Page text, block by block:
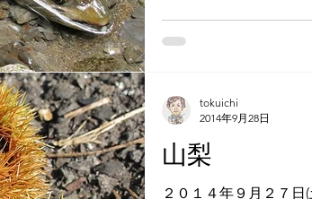
山梨
２０１４年９月２７日(土) 天気 ： 快晴 水温 ：
tokuichi
2014年9月28日